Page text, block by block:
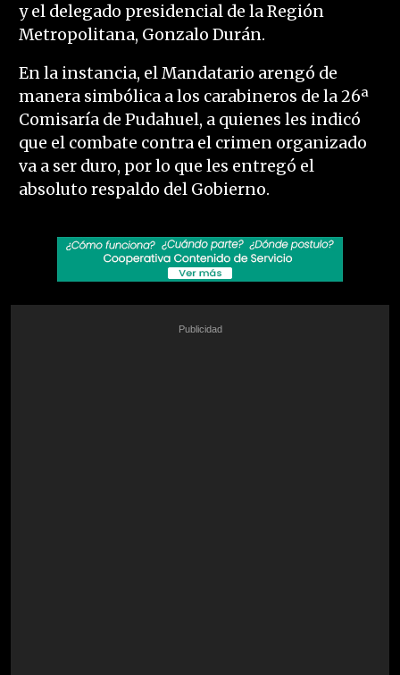
y el delegado presidencial de la Región
Metropolitana, Gonzalo Durán.
En la instancia, el Mandatario arengó de
manera simbólica a los carabineros de la 26ª
Comisaría de Pudahuel, a quienes les indicó
que el combate contra el crimen organizado
va a ser duro, por lo que les entregó el
absoluto respaldo del Gobierno.